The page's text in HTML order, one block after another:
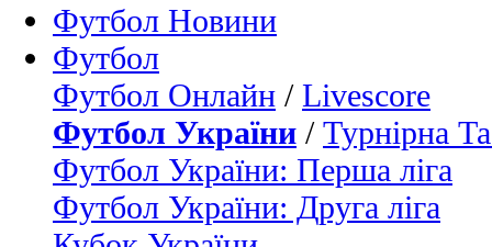
Футбол Новини
Футбол
Футбол Онлайн / Livescore
Футбол України / Турнірна
Футбол України: Перша ліга
Футбол України: Друга ліга